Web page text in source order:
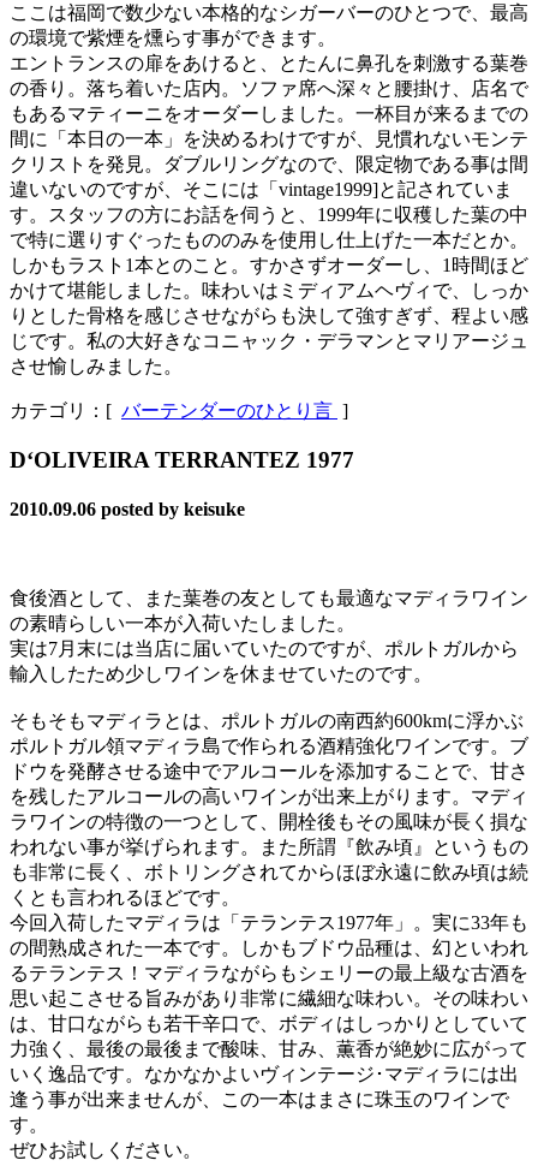
ここは福岡で数少ない本格的なシガーバーのひとつで、最高
の環境で紫煙を燻らす事ができます。
エントランスの扉をあけると、とたんに鼻孔を刺激する葉巻
の香り。落ち着いた店内。ソファ席へ深々と腰掛け、店名で
もあるマティーニをオーダーしました。一杯目が来るまでの
間に「本日の一本」を決めるわけですが、見慣れないモンテ
クリストを発見。ダブルリングなので、限定物である事は間
違いないのですが、そこには「vintage1999]と記されていま
す。スタッフの方にお話を伺うと、1999年に収穫した葉の中
で特に選りすぐったもののみを使用し仕上げた一本だとか。
しかもラスト1本とのこと。すかさずオーダーし、1時間ほど
かけて堪能しました。味わいはミディアムヘヴィで、しっか
りとした骨格を感じさせながらも決して強すぎず、程よい感
じです。私の大好きなコニャック・デラマンとマリアージュ
させ愉しみました。
カテゴリ：[ バーテンダーのひとり言 ]
D‘OLIVEIRA TERRANTEZ 1977
2010.09.06 posted by keisuke
食後酒として、また葉巻の友としても最適なマディラワイン
の素晴らしい一本が入荷いたしました。
実は7月末には当店に届いていたのですが、ポルトガルから
輸入したため少しワインを休ませていたのです。
そもそもマディラとは、ポルトガルの南西約600kmに浮かぶ
ポルトガル領マディラ島で作られる酒精強化ワインです。ブ
ドウを発酵させる途中でアルコールを添加することで、甘さ
を残したアルコールの高いワインが出来上がります。マディ
ラワインの特徴の一つとして、開栓後もその風味が長く損な
われない事が挙げられます。また所謂『飲み頃』というもの
も非常に長く、ボトリングされてからほぼ永遠に飲み頃は続
くとも言われるほどです。
今回入荷したマディラは「テランテス1977年」。実に33年も
の間熟成された一本です。しかもブドウ品種は、幻といわれ
るテランテス！マディラながらもシェリーの最上級な古酒を
思い起こさせる旨みがあり非常に繊細な味わい。その味わい
は、甘口ながらも若干辛口で、ボディはしっかりとしていて
力強く、最後の最後まで酸味、甘み、薫香が絶妙に広がって
いく逸品です。なかなかよいヴィンテージ･マディラには出
逢う事が出来ませんが、この一本はまさに珠玉のワインで
す。
ぜひお試しください。